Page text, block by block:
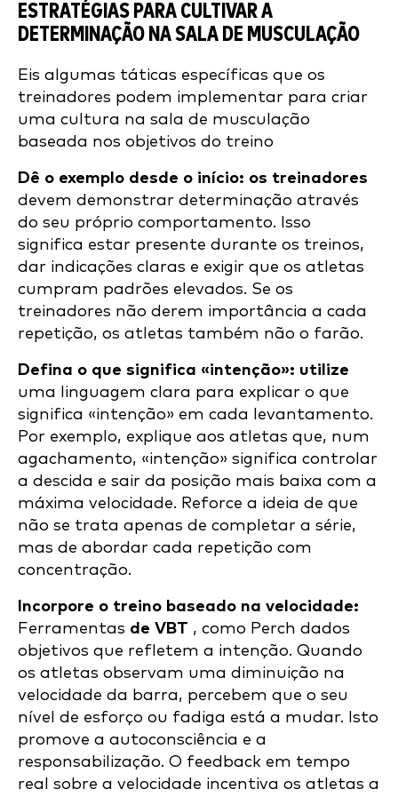
ESTRATÉGIAS PARA CULTIVAR A
DETERMINAÇÃO NA SALA DE MUSCULAÇÃO
Eis algumas táticas específicas que os
treinadores podem implementar para criar
uma cultura na sala de musculação
baseada nos objetivos do treino
Dê o exemplo desde o início: os treinadores
devem demonstrar determinação através
do seu próprio comportamento. Isso
significa estar presente durante os treinos,
dar indicações claras e exigir que os atletas
cumpram padrões elevados. Se os
treinadores não derem importância a cada
repetição, os atletas também não o farão.
Defina o que significa «intenção»: utilize
uma linguagem clara para explicar o que
significa «intenção» em cada levantamento.
Por exemplo, explique aos atletas que, num
agachamento, «intenção» significa controlar
a descida e sair da posição mais baixa com a
máxima velocidade. Reforce a ideia de que
não se trata apenas de completar a série,
mas de abordar cada repetição com
concentração.
Incorpore o treino baseado na velocidade:
Ferramentas de VBT , como Perch dados
objetivos que refletem a intenção. Quando
os atletas observam uma diminuição na
velocidade da barra, percebem que o seu
nível de esforço ou fadiga está a mudar. Isto
promove a autoconsciência e a
responsabilização. O feedback em tempo
real sobre a velocidade incentiva os atletas a